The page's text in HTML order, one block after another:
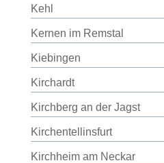
Kehl
Kernen im Remstal
Kiebingen
Kirchardt
Kirchberg an der Jagst
Kirchentellinsfurt
Kirchheim am Neckar